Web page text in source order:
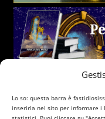
Lo so: questa barra è
inserirla nel sito per informare